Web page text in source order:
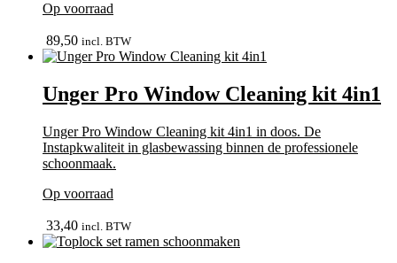
Op voorraad
89,50 incl. BTW
Unger Pro Window Cleaning kit 4in1
Unger Pro Window Cleaning kit 4in1 in doos. De
Instapkwaliteit in glasbewassing binnen de professionele
schoonmaak.
Op voorraad
33,40 incl. BTW